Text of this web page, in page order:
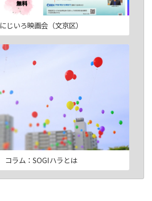
にじいろ映画会（文京区）
コラム：SOGIハラとは